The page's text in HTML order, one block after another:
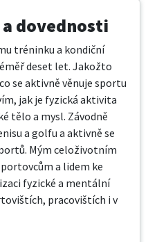
dovednosti
tréninku a kondiční
deset let. Jakožto
se aktivně věnuje sportu
jak je fyzická aktivita
tělo a mysl. Závodně
a golfu a aktivně se
Mým celoživotním
a lidem ke
fyzické a mentální
pracovištích i v